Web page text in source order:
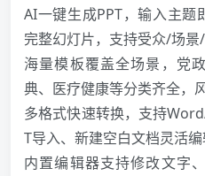
AI一键生成PPT，输入主题
完整幻灯片，支持受众/场景
海量模板覆盖全场景，党
典、医疗健康等分类齐全，
多格式快速转换，支持
T导入、新建空白文档灵活
内置编辑器支持修改文字